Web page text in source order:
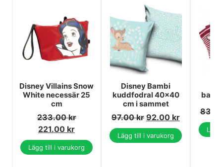
Disney Villains Snow
White necessär 25
cm
233.00kr
221.00 kr
Lägg till i varukorg
Disney Bambi
kuddfodral 40x40
cm i sammet
97.00kr 92.00 kr
Lägg till i varukorg